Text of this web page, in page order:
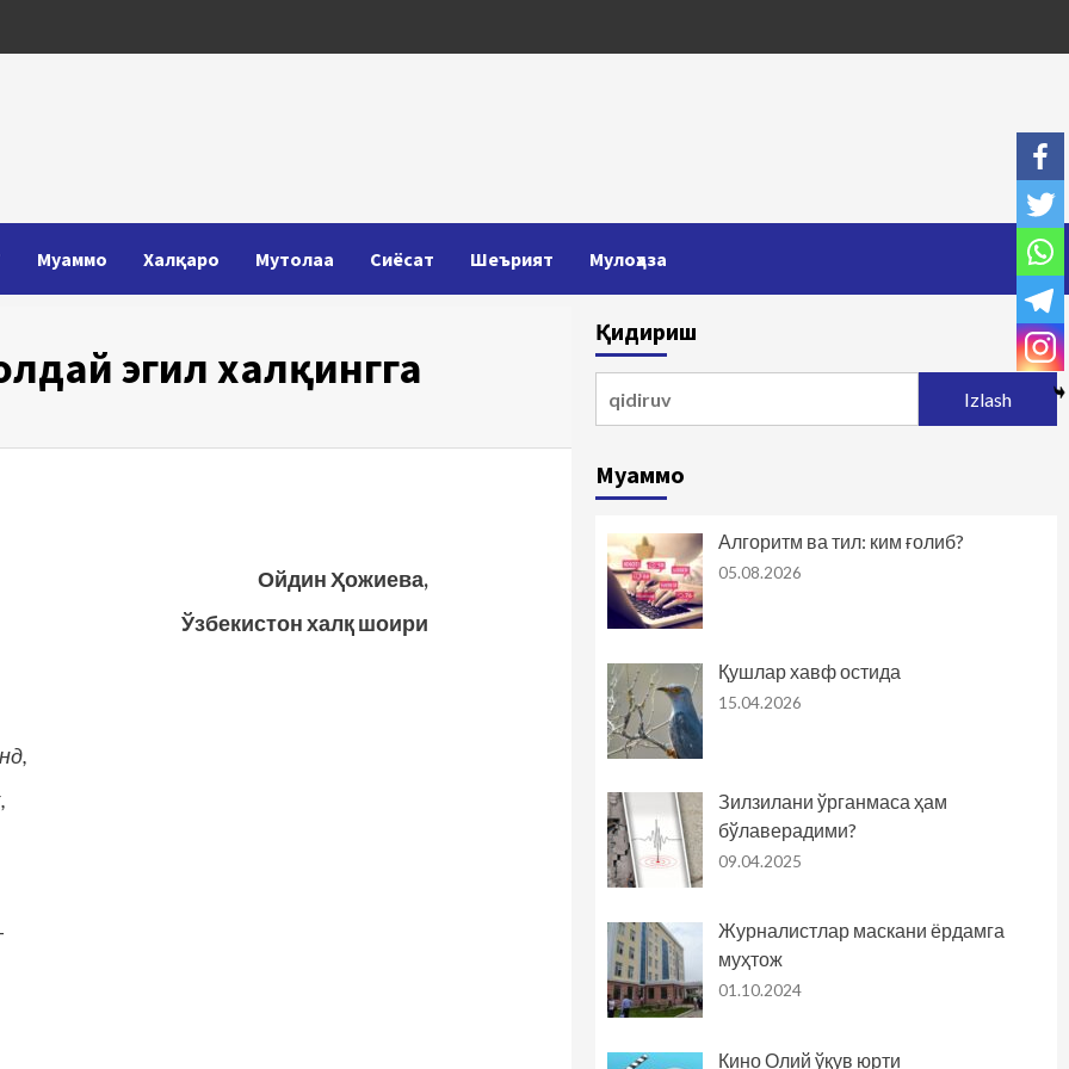
Муаммо Халқаро Мутолаа Сиёсат Шеърият Мулоҳаза
эгил халқингга
Ойдин Ҳожиева,
Ўзбекистон халқ шоири
Қидириш
Муаммо
Алгоритм ва тил: ким ғолиб?
05.08.2026
Қушлар хавф остида
15.04.2026
Зилзилани ўрганмаса ҳам
бўлаверадими?
09.04.2025
Журналистлар маскани ёрдамга
муҳтож
01.10.2024
Кино Олий ўқув юрти